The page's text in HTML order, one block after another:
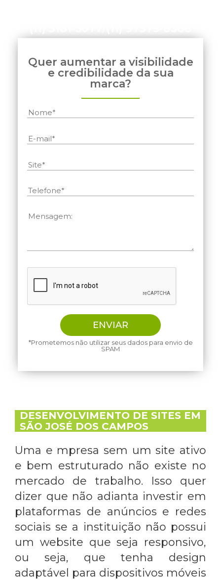
*Prometemos não utilizar seus dados para envio de
SPAM
DESENVOLVIMENTO DE SITES EM
SÃO JOSÉ DOS CAMPOS
Uma e mpresa sem um site ativo
e bem estruturado não existe no
mercado de trabalho. Isso quer
dizer que não adianta investir em
plataformas de anúncios e redes
sociais se a instituição não possui
um website que seja responsivo,
ou seja, que tenha design
adaptável para dispositivos móveis